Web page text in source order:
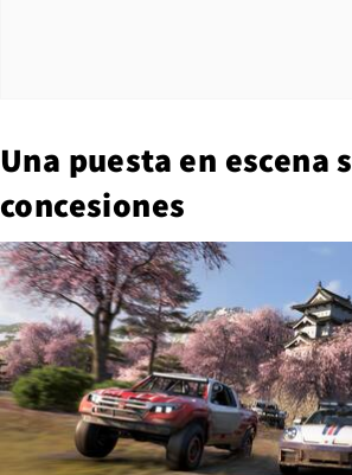
Una puesta en escena
concesiones